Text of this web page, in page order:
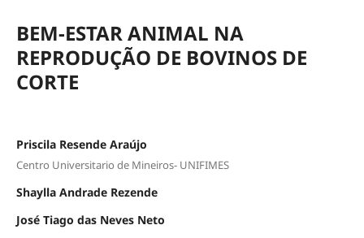
BEM-ESTAR ANIMAL NA
REPRODUÇÃO DE BOVINOS DE
CORTE
Priscila Resende Araújo
Centro Universitario de Mineiros- UNIFIMES
Shaylla Andrade Rezende
José Tiago das Neves Neto